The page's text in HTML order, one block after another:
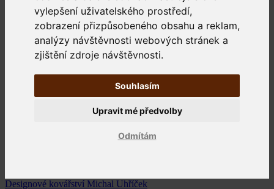
vylepšení uživatelského prostředí,
zobrazení přizpůsobeného obsahu a reklam,
analýzy návštěvnosti webových stránek a
zjištění zdroje návštěvnosti.
Souhlasím
Odmítám
Upravit mé předvolby
Designové kovářství Michal Uhříček